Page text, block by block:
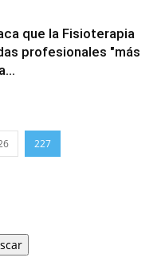
que la Fisioterapia
profesionales "más
227